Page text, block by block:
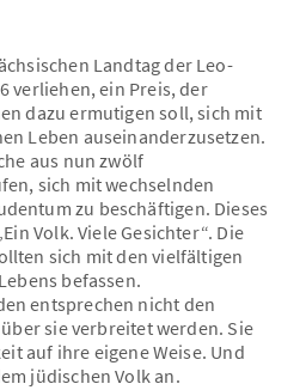
Landtag der Leo-
verliehen, ein Preis, der
dazu ermutigen soll, sich mit
Leben auseinanderzusetzen.
aus nun zwölf
sich mit wechselnden
zu beschäftigen. Dieses
Volk. Viele Gesichter“. Die
sich mit den vielfältigen
befassen.
entsprechen nicht den
sie verbreitet werden. Sie
auf ihre eigene Weise. Und
jüdischen Volk an.